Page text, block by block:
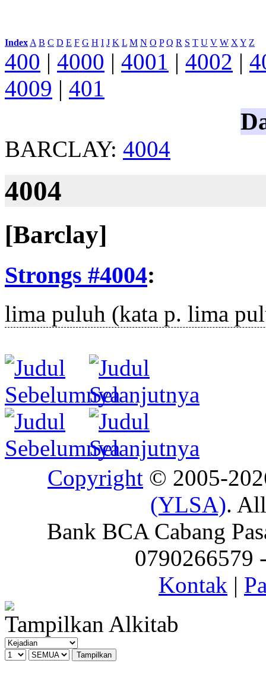
Index: A B C D E F G H I J K L M N O P Q R S T U V W X Y Z
400 | 4000 | 4001 | 4002 |
4009 | 401
BARCLAY: 4004
4004
[Barclay]
Strongs #4004:
lima puluh (kata p. lima
Copyright © 2005-
(YLSA).
Bank BCA Cabang
0790266579
Kontak |
Tampilkan Alkitab